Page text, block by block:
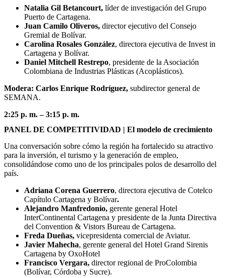
Natalia Gil Betancourt, líder de investigación del Grupo
Puerto de Cartagena.
Juan Camilo Oliveros, director ejecutivo del Consejo
Gremial de Bolívar.
Carolina Rosales González, directora ejecutiva de Invest in
Cartagena y Bolívar.
Daniel Mitchell Restrepo, presidente de la Asociación
Colombiana de Industrias Plásticas (Acoplásticos).
Modera: Carlos Enrique Rodríguez, subdirector general de
SEMANA.
2:25 p. m. – 3:15 p. m.
PANEL DE COMPETITIVIDAD | El modelo de crecimiento
Una conversación sobre cómo la región ha fortalecido su atractivo
para la inversión, el turismo y la generación de empleo,
consolidándose como uno de los principales polos de desarrollo del
país.
Adriana Corena Guerrero, directora ejecutiva de Cotelco
Capítulo Cartagena y Bolívar.
Alejandro Manfredonio, gerente general Hotel
InterContinental Cartagena y presidente de la Junta Directiva
del Convention & Vistors Bureau de Cartagena.
Freda Dueñas, vicepresidenta comercial de Aviatur.
Javier Mahecha, gerente general del Hotel Grand Sirenis
Cartagena by OxoHotel
Francisco Vergara, director regional de ProColombia
(Bolívar, Córdoba y Sucre).